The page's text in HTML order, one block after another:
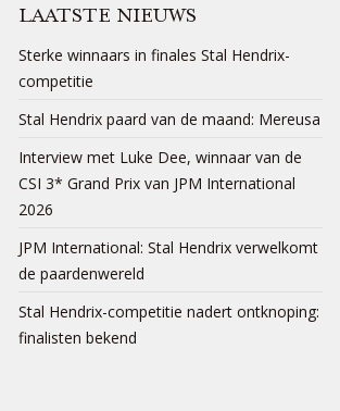
LAATSTE NIEUWS
Sterke winnaars in finales Stal Hendrix-
competitie
Stal Hendrix paard van de maand: Mereusa
Interview met Luke Dee, winnaar van de
CSI 3* Grand Prix van JPM International
2026
JPM International: Stal Hendrix verwelkomt
de paardenwereld
Stal Hendrix-competitie nadert ontknoping:
finalisten bekend